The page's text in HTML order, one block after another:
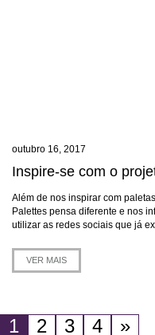
outubro 16, 2017
Inspire-se com o
Além de nos inspirar com
Palettes pensa diferente e nos
utilizar as redes sociais que já
VER MAIS
1 2 3 4 »